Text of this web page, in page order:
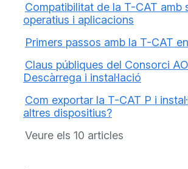
Compatibilitat de la T-CAT amb
operatius i aplicacions
Primers passos amb la T-CAT
Claus públiques del Consorci
Descàrrega i instal·lació
Com exportar la T-CAT P i
altres dispositius?
Veure els 10 articles